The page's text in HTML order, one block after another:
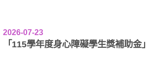
2026-07-23
「115學年度身心障礙學生獎補助金